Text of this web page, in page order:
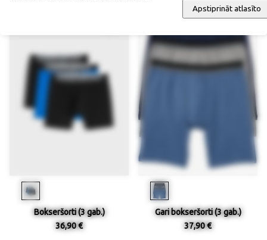
Bokseršorti (3 gab.)
36,90 €
Gari bokseršorti (3 gab.)
37,90 €
Apstiprināt atlasīto